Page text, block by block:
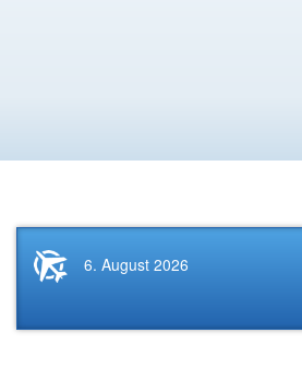
Startseite
News.Tourismus.com
6. August 2026